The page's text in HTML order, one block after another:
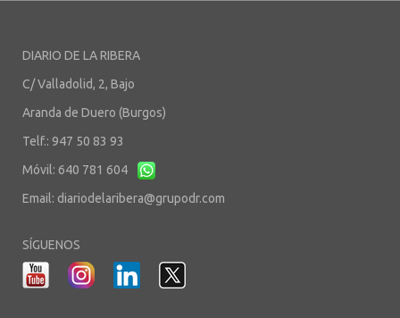
DIARIO DE LA RIBERA
C/ Valladolid, 2, Bajo
Aranda de Duero (Burgos)
Telf.: 947 50 83 93
Móvil: 640 781 604
Email: diariodelaribera@grupodr.com
SÍGUENOS